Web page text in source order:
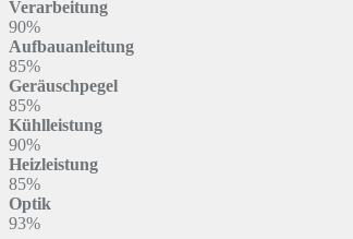
Verarbeitung
90%
Aufbauanleitung
85%
Geräuschpegel
85%
Kühlleistung
90%
Heizleistung
85%
Optik
93%